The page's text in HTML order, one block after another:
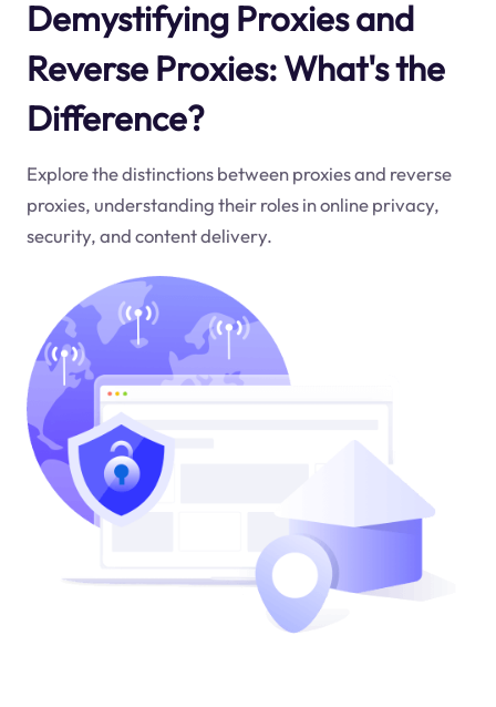
Demystifying Proxies and
Reverse Proxies: What's the
Difference?
Explore the distinctions between proxies and reverse
proxies, understanding their roles in online privacy,
security, and content delivery.